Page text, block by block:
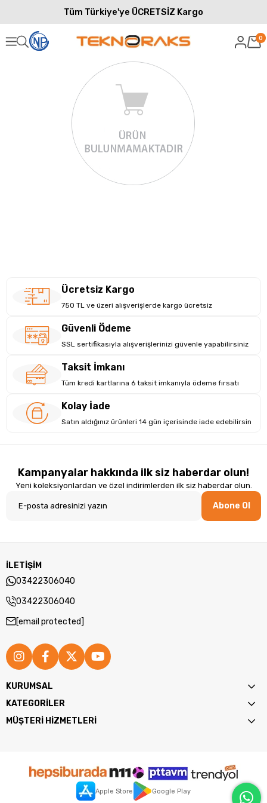
Tüm Türkiye'ye ÜCRETSİZ Kargo
0
Ücretsiz Kargo
750 TL ve üzeri alışverişlerde kargo ücretsiz
Güvenli Ödeme
SSL sertifikasıyla alışverişlerinizi güvenle yapabilirsiniz
Taksit İmkanı
Tüm kredi kartlarına 6 taksit imkanıyla ödeme fırsatı
Kolay İade
Satın aldığınız ürünleri 14 gün içerisinde iade edebilirsin
Kampanyalar hakkında ilk siz haberdar olun!
Yeni koleksiyonlardan ve özel indirimlerden ilk siz haberdar olun.
Abone Ol
İLETİŞİM
03422306040
03422306040
[email protected]
KURUMSAL
KATEGORİLER
MÜŞTERİ HİZMETLERİ
Apple Store Google Play